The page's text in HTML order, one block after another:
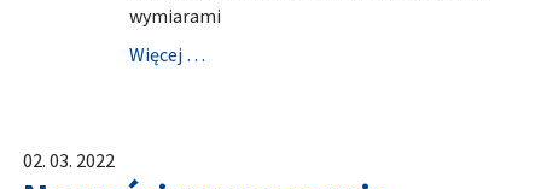
wymiarami
Więcej …
02. 03. 2022